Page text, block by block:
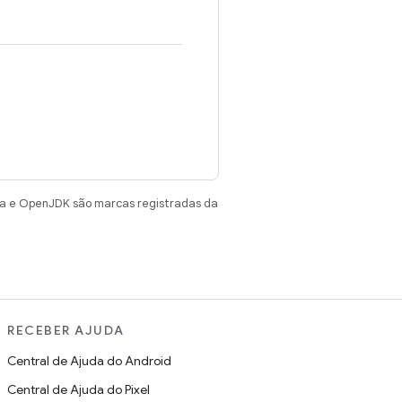
e OpenJDK são marcas registradas da
RECEBER AJUDA
Central de Ajuda do Android
Central de Ajuda do Pixel